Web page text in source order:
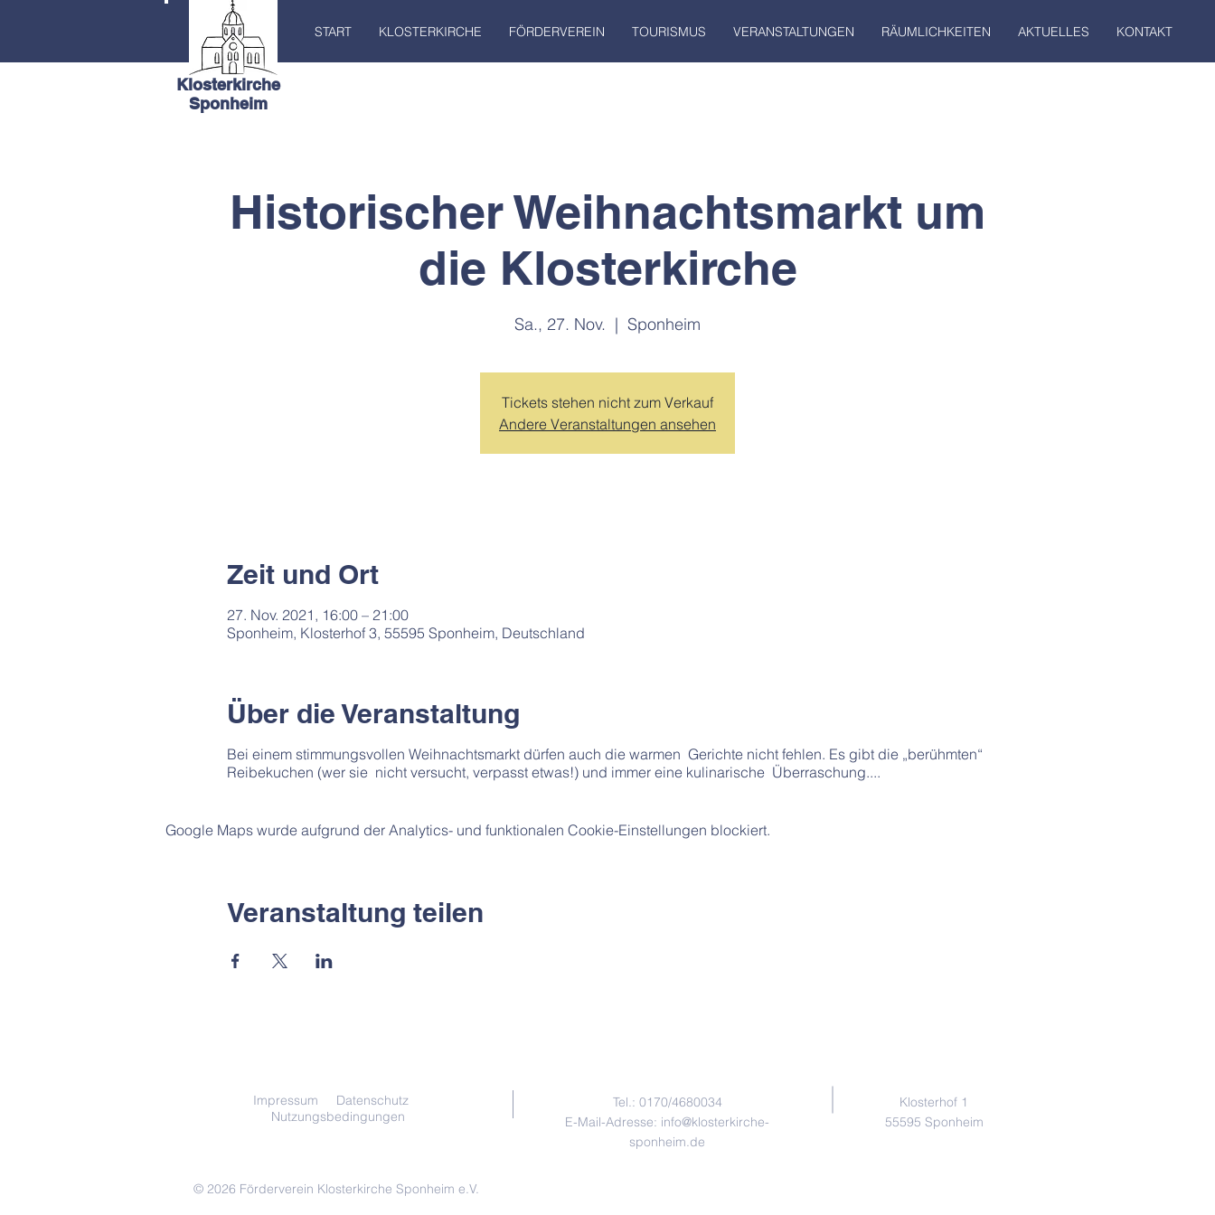
START KLOSTERKIRCHE FÖRDERVEREIN TOURISMUS VERANSTALTUNGEN RÄUMLICHKEITEN AKTUELLES KONTAKT
Historischer Weihnachtsmarkt um
die Klosterkirche
Sa., 27. Nov.
  |
Sponheim
Tickets stehen nicht zum Verkauf
Andere Veranstaltungen ansehen
Zeit und Ort
27. Nov. 2021, 16:00 – 21:00
Sponheim, Klosterhof 3, 55595 Sponheim, Deutschland
Über die Veranstaltung
Bei einem stimmungsvollen Weihnachtsmarkt dürfen auch die warmen Gerichte nicht fehlen. Es gibt die „berühmten“
Reibekuchen (wer sie nicht versucht, verpasst etwas!) und immer eine kulinarische Überraschung....
Google Maps wurde aufgrund der Analytics- und funktionalen Cookie-Einstellungen blockiert.
Veranstaltung teilen
Klosterkirche
Sponheim
Impressum
Datenschutz
Nutzungsbedingungen
Tel.: 0170/4680034
E-Mail-Adresse: info@klosterkirche-
sponheim.de
Klosterhof 1
55595 Sponheim
© 2026 Förderverein Klosterkirche Sponheim e.V.